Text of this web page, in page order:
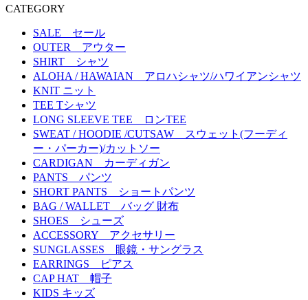
CATEGORY
SALE セール
OUTER アウター
SHIRT シャツ
ALOHA / HAWAIAN アロハシャツ/ハワイアンシャツ
KNIT ニット
TEE Tシャツ
LONG SLEEVE TEE ロンTEE
SWEAT / HOODIE /CUTSAW スウェット(フーディ
ー・パーカー)/カットソー
CARDIGAN カーディガン
PANTS パンツ
SHORT PANTS ショートパンツ
BAG / WALLET バッグ 財布
SHOES シューズ
ACCESSORY アクセサリー
SUNGLASSES 眼鏡・サングラス
EARRINGS ピアス
CAP HAT 帽子
KIDS キッズ